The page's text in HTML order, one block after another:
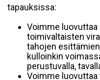
tapauksissa:
Voimme
toimivaltaisten
tahojen
kulloinkin
perustuvalla,
Voimme